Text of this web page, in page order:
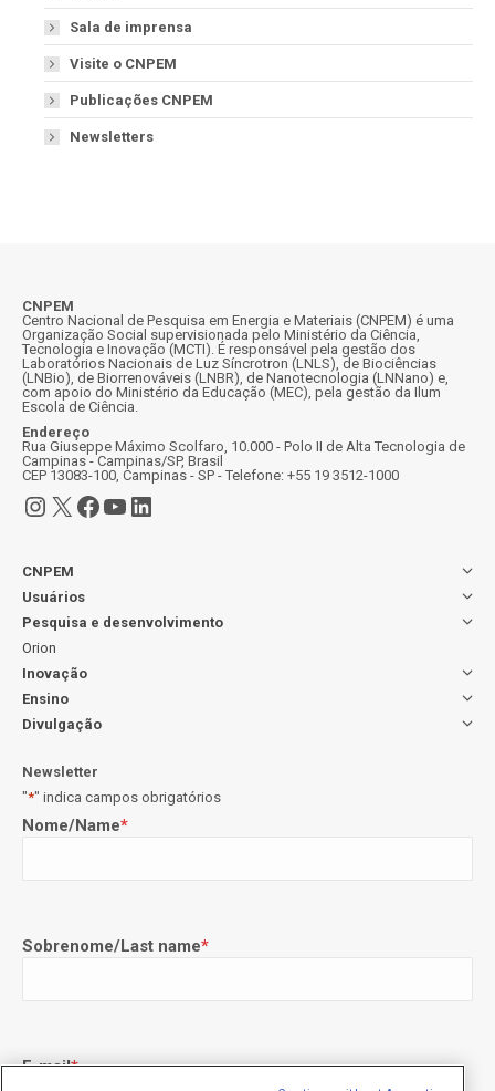
Sala de imprensa
Visite o CNPEM
Publicações CNPEM
Newsletters
CNPEM
Centro Nacional de Pesquisa em Energia e Materiais (CNPEM) é uma
Organização Social supervisionada pelo Ministério da Ciência,
Tecnologia e Inovação (MCTI). É responsável pela gestão dos
Laboratórios Nacionais de Luz Síncrotron (LNLS), de Biociências
(LNBio), de Biorrenováveis (LNBR), de Nanotecnologia (LNNano) e,
com apoio do Ministério da Educação (MEC), pela gestão da Ilum
Escola de Ciência.
Endereço
Rua Giuseppe Máximo Scolfaro, 10.000 - Polo II de Alta Tecnologia de
Campinas - Campinas/SP, Brasil
CEP 13083-100, Campinas - SP - Telefone: +55 19 3512-1000
Instagram
X Facebook
Youtube
LinkedIn
CNPEM
Usuários
Pesquisa e desenvolvimento
Orion
Inovação
Ensino
Divulgação
Newsletter
"*" indica campos obrigatórios
Nome/Name*
Sobrenome/Last name*
E-mail*